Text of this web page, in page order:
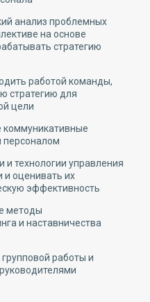
анализ проблемных
на основе
стратегию
работой команды,
стратегию для
цели
персоналом
и технологии управления
и оценивать их
эффективность
методы
и наставничества
работы и